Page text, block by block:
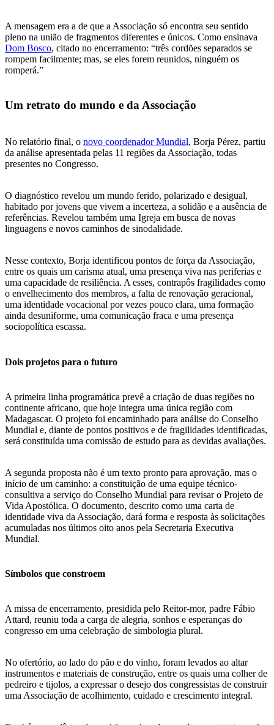
A mensagem era a de que a Associação só encontra seu sentido
pleno na união de fragmentos diferentes e únicos. Como ensinava
Dom Bosco, citado no encerramento: “três cordões separados se
rompem facilmente; mas, se eles forem reunidos, ninguém os
romperá.”
Um retrato do mundo e da Associação
No relatório final, o novo coordenador Mundial, Borja Pérez, partiu
da análise apresentada pelas 11 regiões da Associação, todas
presentes no Congresso.
O diagnóstico revelou um mundo ferido, polarizado e desigual,
habitado por jovens que vivem a incerteza, a solidão e a ausência de
referências. Revelou também uma Igreja em busca de novas
linguagens e novos caminhos de sinodalidade.
Nesse contexto, Borja identificou pontos de força da Associação,
entre os quais um carisma atual, uma presença viva nas periferias e
uma capacidade de resiliência. A esses, contrapôs fragilidades como
o envelhecimento dos membros, a falta de renovação geracional,
uma identidade vocacional por vezes pouco clara, uma formação
ainda desuniforme, uma comunicação fraca e uma presença
sociopolítica escassa.
Dois projetos para o futuro
A primeira linha programática prevê a criação de duas regiões no
continente africano, que hoje integra uma única região com
Madagascar. O projeto foi encaminhado para análise do Conselho
Mundial e, diante de pontos positivos e de fragilidades identificadas,
será constituída uma comissão de estudo para as devidas avaliações.
A segunda proposta não é um texto pronto para aprovação, mas o
início de um caminho: a constituição de uma equipe técnico-
consultiva a serviço do Conselho Mundial para revisar o Projeto de
Vida Apostólica. O documento, descrito como uma carta de
identidade viva da Associação, dará forma e resposta às solicitações
acumuladas nos últimos oito anos pela Secretaria Executiva
Mundial.
Símbolos que constroem
A missa de encerramento, presidida pelo Reitor-mor, padre Fábio
Attard, reuniu toda a carga de alegria, sonhos e esperanças do
congresso em uma celebração de simbologia plural.
No ofertório, ao lado do pão e do vinho, foram levados ao altar
instrumentos e materiais de construção, entre os quais uma colher de
pedreiro e tijolos, a expressar o desejo dos congressistas de construir
uma Associação de acolhimento, cuidado e crescimento integral.